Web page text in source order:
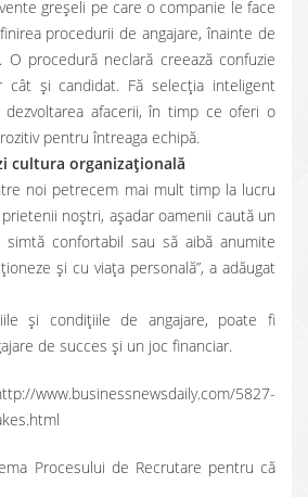
greșeli pe care o companie le face
procedurii de angajare, înainte de
O procedură neclară creează confuzie
cât și candidat. Fă selecția inteligent
afacerii, în timp ce oferi o
pentru întreaga echipă.
cultura organizațională
noi petrecem mai mult timp la lucru
noștri, așadar oamenii caută un
confortabil sau să aibă anumite
și cu viața personală”, a adăugat
și condițiile de angajare, poate fi
de succes și un joc financiar.
5827-
Procesului de Recrutare pentru că